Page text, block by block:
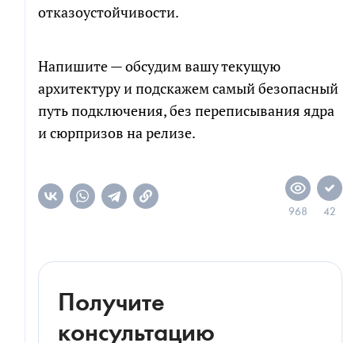
отказоустойчивости.
Напишите — обсудим вашу текущую
архитектуру и подскажем самый безопасный
путь подключения, без переписывания ядра
и сюрпризов на релизе.
968 42
Получите
консультацию